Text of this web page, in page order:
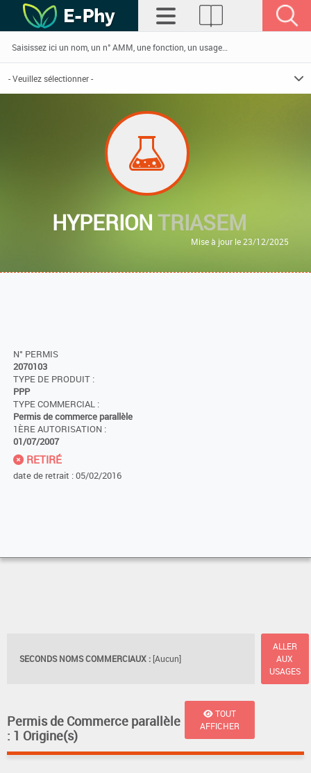
HYPERIONTRIASEM
Mise à jour le 23/12/2025
N° PERMIS
2070103
TYPE DE PRODUIT :
PPP
TYPE COMMERCIAL :
Permis de commerce parallèle
1ÈRE AUTORISATION :
01/07/2007
RETIRÉ
date de retrait : 05/02/2016
SECONDS NOMS COMMERCIAUX : [Aucun]
ALLER
AUX
USAGES
Permis de Commerce parallèle
: 1 Origine(s)
TOUT
AFFICHER